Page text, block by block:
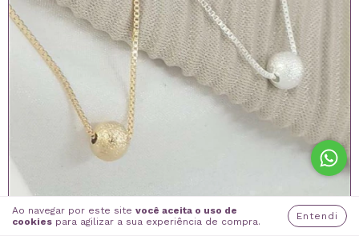
Ao navegar por este site você aceita o uso de
cookies para agilizar a sua experiência de compra. Entendi